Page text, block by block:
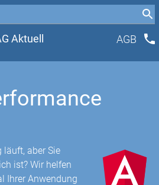
Aktuell AGB phone
läuft, aber Sie
ist? Wir helfen
Ihrer Anwendung